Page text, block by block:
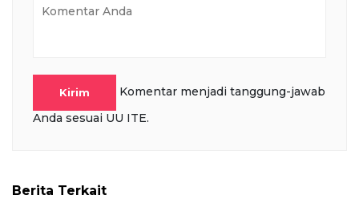
Kirim
Komentar menjadi tanggung-jawab
Anda sesuai UU ITE.
Berita Terkait